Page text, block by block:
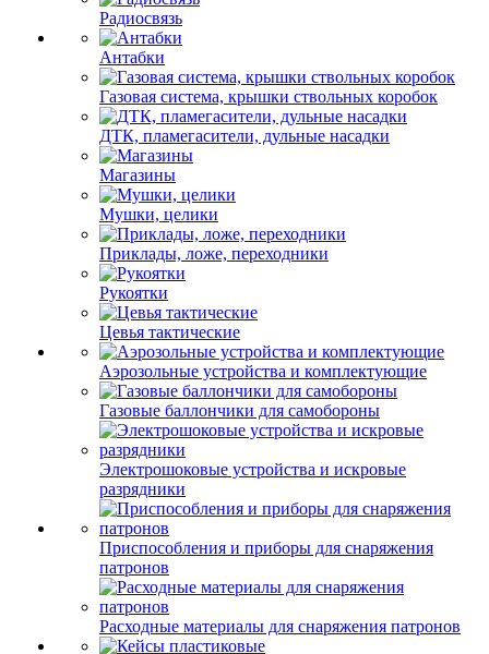
Радиосвязь
Антабки
Газовая система, крышки ствольных коробок
ДТК, пламегасители, дульные насадки
Магазины
Мушки, целики
Приклады, ложе, переходники
Рукоятки
Цевья тактические
Аэрозольные устройства и комплектующие
Газовые баллончики для самобороны
Электрошоковые устройства и искровые
разрядники
Приспособления и приборы для снаряжения
патронов
Расходные материалы для снаряжения патронов